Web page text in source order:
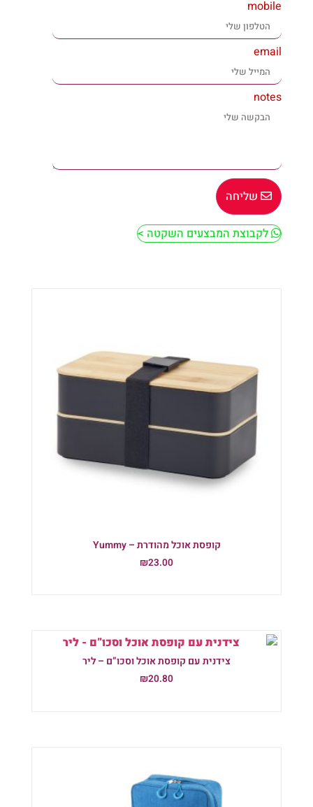
mobile
email
notes
שליחה
לקבוצת המבצעים השקטה >
קופסת אוכל מהודרת – Yummy
₪23.00
צידנית עם קופסת אוכל וסכו”ם – ליר
₪20.80